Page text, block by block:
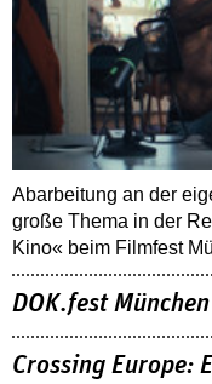
Abarbeitung an der
große Thema in der
Kino« beim Filmfest
DOK.fest
Crossing Europe: